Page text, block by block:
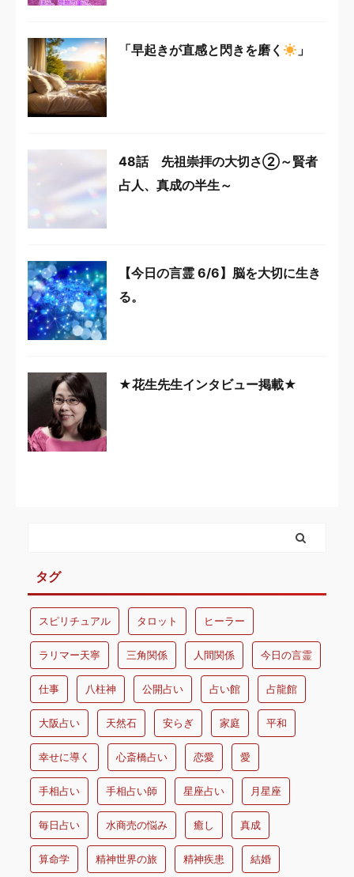
「早起きが直感と閃きを磨く 」
48話 先祖崇拝の大切さ②～賢者
占人、真成の半生～
【今日の言霊 6/6】脳を大切に生き
る。
★花生先生インタビュー掲載★
タグ
スピリチュアル タロット ヒーラー
ラリマー天寧 三角関係 人間関係 今日の言霊
仕事 八柱神 公開占い 占い館 占龍館
大阪占い 天然石 安らぎ 家庭 平和
幸せに導く 心斎橋占い 恋愛 愛
手相占い 手相占い師 星座占い 月星座
毎日占い 水商売の悩み 癒し 真成
算命学 精神世界の旅 精神疾患 結婚